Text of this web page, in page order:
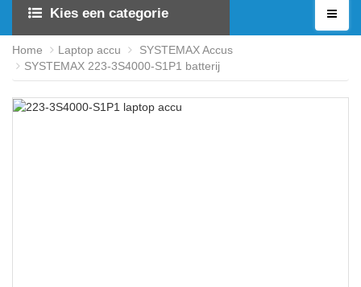
Kies een categorie
Home Laptop accu
SYSTEMAX Accus
SYSTEMAX 223-3S4000-S1P1 batterij